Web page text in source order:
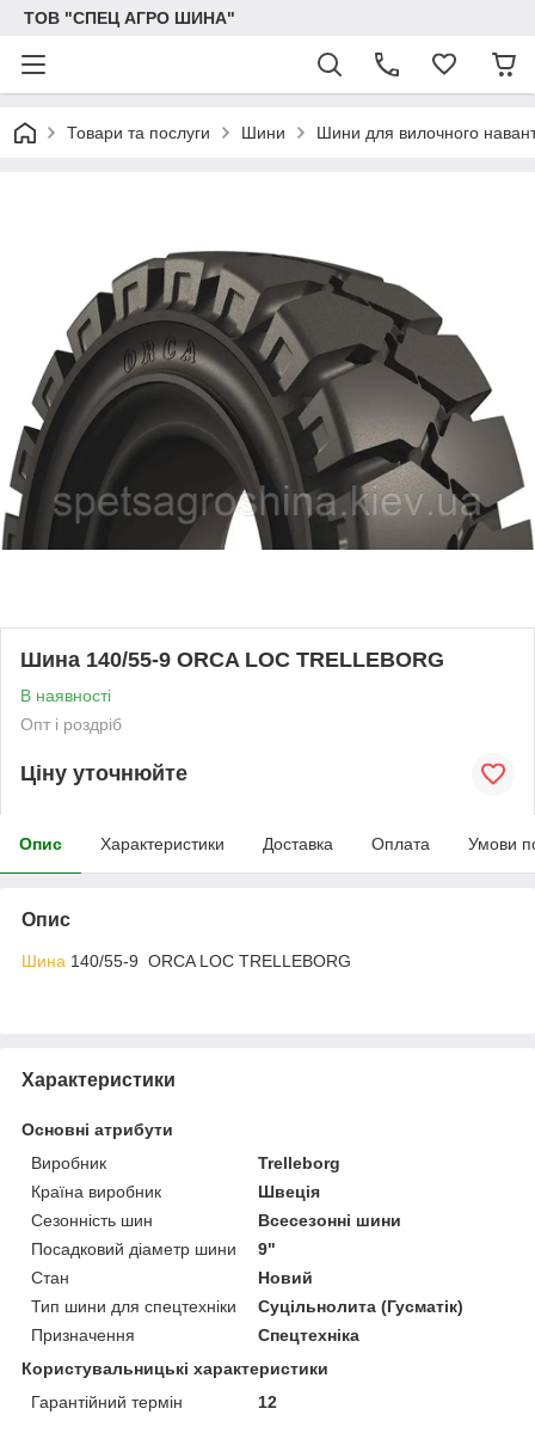
ТОВ "СПЕЦ АГРО ШИНА"
Товари та послуги Шини Шини для вилочного
Шина 140/55-9 ORCA LOC TRELLEBORG
В наявності
Опт і роздріб
Ціну уточнюйте
Опис Характеристики Доставка Оплата Умови
Опис
Шина 140/55-9 ORCA LOC TRELLEBORG
Характеристики
Основні атрибути
Виробник
Trelleborg
Країна виробник
Швеція
Сезонність шин
Всесезонні шини
Посадковий діаметр шини
9"
Стан
Новий
Тип шини для спецтехніки
Суцільнолита (Гусматік)
Призначення
Спецтехніка
Користувальницькі характеристики
Гарантійний термін
12